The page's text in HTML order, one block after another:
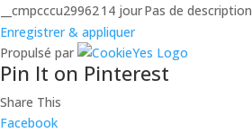
__cmpcccu2996214 jourPas de description
Enregistrer & appliquer
Propulsé par
Pin It on Pinterest
Share This
Facebook